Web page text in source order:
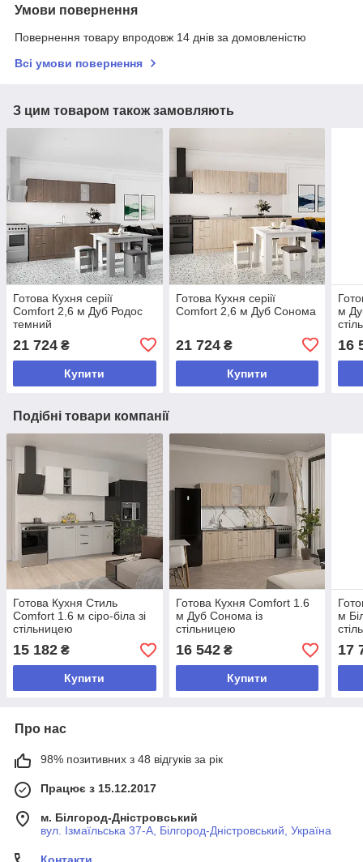
Умови повернення
Повернення товару впродовж 14 днів за домовленістю
Всі умови повернення
З цим товаром також замовляють
Готова Кухня серіії
Comfort 2,6 м Дуб Родос
темний
21 724 ₴
Купити
Готова Кухня серіії
Comfort 2,6 м Дуб Сонома
21 724₴
Купити
м
16
Подібні товари компанії
Готова Кухня Стиль
Comfort 1.6 м сіро-біла зі
стільницею
15 182 ₴
Купити
Готова Кухня Comfort 1.6
м Дуб Сонома із
стільницею
16 542₴
Купити
м
17
Про нас
98% позитивних з 48 відгуків за рік
Працює з 15.12.2017
м. Білгород-Дністровський
вул. Ізмаїльська 37-А, Білгород-Дністровський, Україна